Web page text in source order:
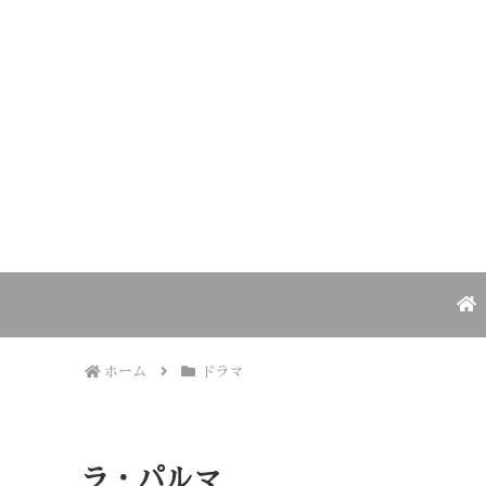
ホーム ドラマ
ラ・パルマ